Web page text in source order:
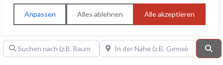
Anpassen Alles ablehnen Alle akzeptieren
PLATIN, GOLD, SILBER, ANWÄRTER "Bauherrenhilfe.org-
Qualitätssiegel" ausgezeichnet sind.
Suchen nach (z.B. Baumeister oder Dachdecker)In der Nähe (z.B. Gemeinde Baden)